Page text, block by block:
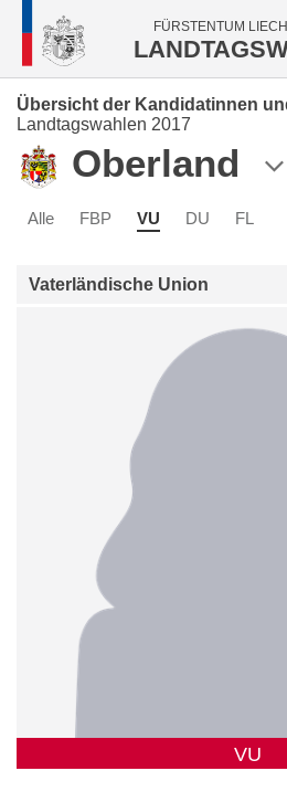
FÜRSTENTUM
Übersicht der Kandidatinnen
Landtagswahlen 2017
Oberland
Alle FBP VU DU FL
Vaterländische Union
VU